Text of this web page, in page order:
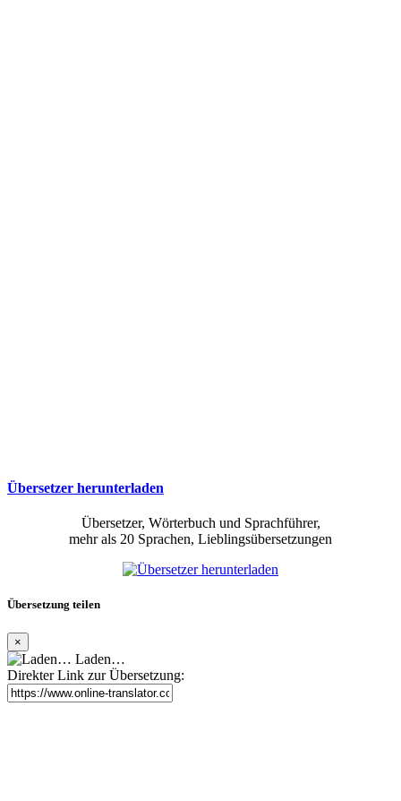
Übersetzer herunterladen
Übersetzer, Wörterbuch und Sprachführer,
mehr als 20 Sprachen, Lieblingsübersetzungen
Übersetzung teilen
×
Laden…
Direkter Link zur Übersetzung: